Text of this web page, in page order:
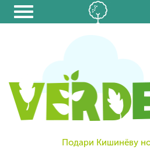
Подари Кишинёву